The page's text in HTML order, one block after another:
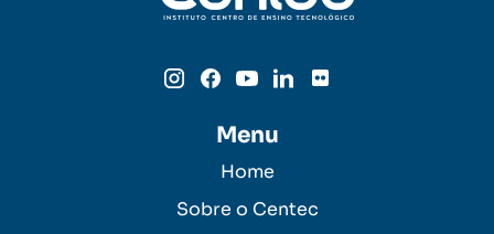
Menu
Home
Sobre o Centec